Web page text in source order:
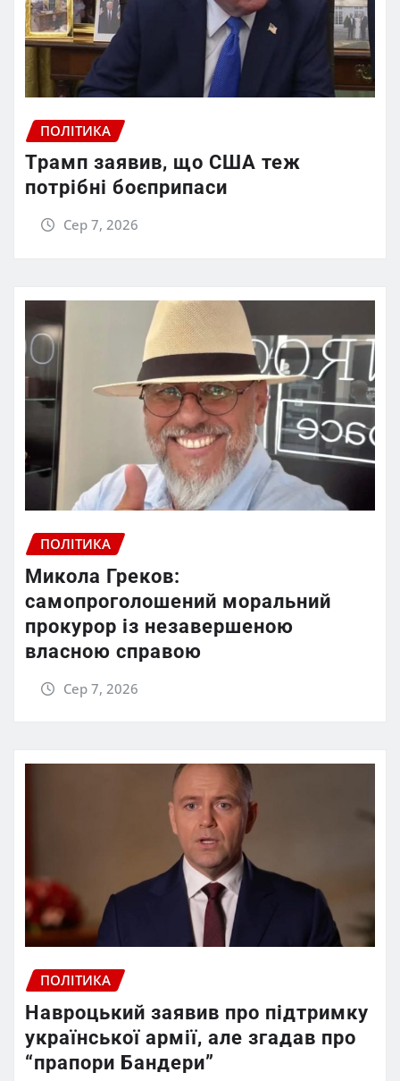
ПОЛІТИКА
Трамп заявив, що США теж
потрібні боєприпаси
Сер 7, 2026
ПОЛІТИКА
Микола Греков:
самопроголошений моральний
прокурор із незавершеною
власною справою
Сер 7, 2026
ПОЛІТИКА
Навроцький заявив про підтримку
української армії, але згадав про
“прапори Бандери”